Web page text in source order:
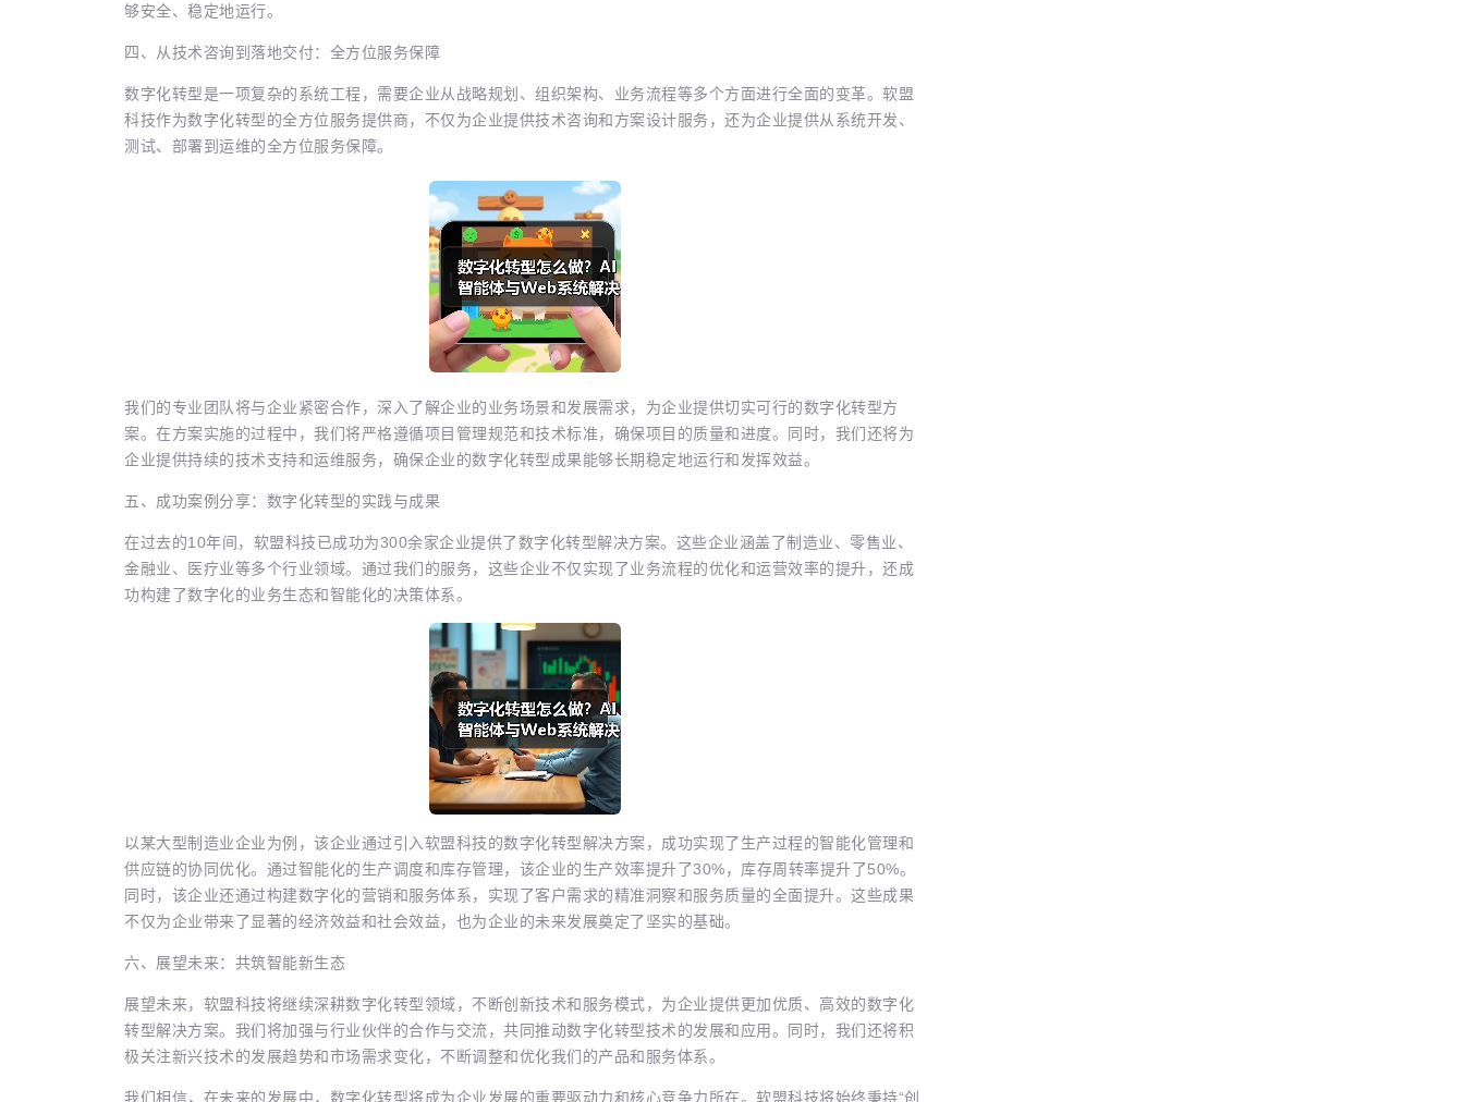
够安全、稳定地运行。
四、从技术咨询到落地交付：全方位服务保障
数字化转型是一项复杂的系统工程，需要企业从战略规划、组织架构、业务流程等多个方面进行全面的变革。软盟
科技作为数字化转型的全方位服务提供商，不仅为企业提供技术咨询和方案设计服务，还为企业提供从系统开发、
测试、部署到运维的全方位服务保障。
我们的专业团队将与企业紧密合作，深入了解企业的业务场景和发展需求，为企业提供切实可行的数字化转型方
案。在方案实施的过程中，我们将严格遵循项目管理规范和技术标准，确保项目的质量和进度。同时，我们还将为
企业提供持续的技术支持和运维服务，确保企业的数字化转型成果能够长期稳定地运行和发挥效益。
五、成功案例分享：数字化转型的实践与成果
在过去的10年间，软盟科技已成功为300余家企业提供了数字化转型解决方案。这些企业涵盖了制造业、零售业、
金融业、医疗业等多个行业领域。通过我们的服务，这些企业不仅实现了业务流程的优化和运营效率的提升，还成
功构建了数字化的业务生态和智能化的决策体系。
以某大型制造业企业为例，该企业通过引入软盟科技的数字化转型解决方案，成功实现了生产过程的智能化管理和
供应链的协同优化。通过智能化的生产调度和库存管理，该企业的生产效率提升了30%，库存周转率提升了50%。
同时，该企业还通过构建数字化的营销和服务体系，实现了客户需求的精准洞察和服务质量的全面提升。这些成果
不仅为企业带来了显著的经济效益和社会效益，也为企业的未来发展奠定了坚实的基础。
六、展望未来：共筑智能新生态
展望未来，软盟科技将继续深耕数字化转型领域，不断创新技术和服务模式，为企业提供更加优质、高效的数字化
转型解决方案。我们将加强与行业伙伴的合作与交流，共同推动数字化转型技术的发展和应用。同时，我们还将积
极关注新兴技术的发展趋势和市场需求变化，不断调整和优化我们的产品和服务体系。
我们相信，在未来的发展中，数字化转型将成为企业发展的重要驱动力和核心竞争力所在。软盟科技将始终秉持“创